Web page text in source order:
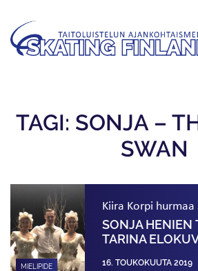
TAGI: SONJA –
SWAN
MIELIPIDE
Kiira Korpi
SONJA HENIEN
TARINA
16. TOUKOKUUTA 2019